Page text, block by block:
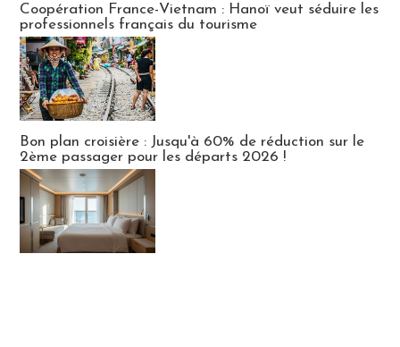
Coopération France-Vietnam : Hanoï veut séduire les
professionnels français du tourisme
Bon plan croisière : Jusqu'à 60% de réduction sur le
2ème passager pour les départs 2026 !